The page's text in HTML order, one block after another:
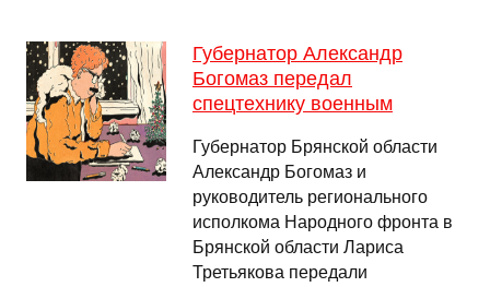
Губернатор Александр
Богомаз передал
спецтехнику военным
Губернатор Брянской области
Александр Богомаз и
руководитель регионального
исполкома Народного фронта в
Брянской области Лариса
Третьякова передали